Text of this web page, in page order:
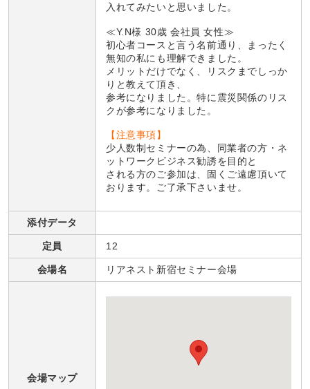
入れてみたいと思いました。
≪Y.N様 30歳 会社員 女性≫
初心者コースと言う名前通り、まったく
無知の私にも理解できました。
メリットだけでなく、リスクまでしっか
りと教えて頂き、
参考になりました。特に震災関係のリス
クが参考になりました。
【注意事項】
少人数制セミナーの為、同業者の方・ネ
ットワークビジネス勧誘を目的と
される方のご参加は、固くご遠慮頂いて
おります。ご了承下さいませ。
添付データ
定員 12
会場名 リアネスト新宿セミナー会場
会場マップ